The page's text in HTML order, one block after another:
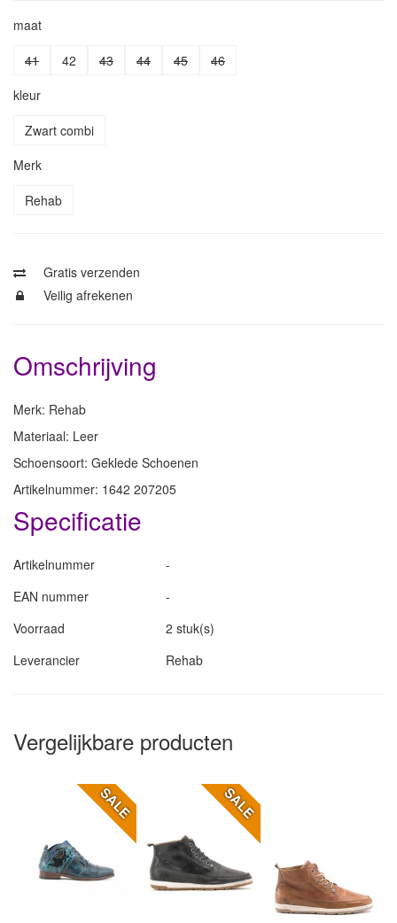
maat
41
42 43 44 45
46
kleur
Zwart combi
Merk
Rehab
Gratis verzenden
Veilig afrekenen
Omschrijving
Merk: Rehab
Materiaal: Leer
Schoensoort: Geklede Schoenen
Artikelnummer: 1642 207205
Specificatie
Artikelnummer
-
EAN nummer
-
Voorraad
2 stuk(s)
Leverancier
Rehab
Vergelijkbare producten
SALE SALE